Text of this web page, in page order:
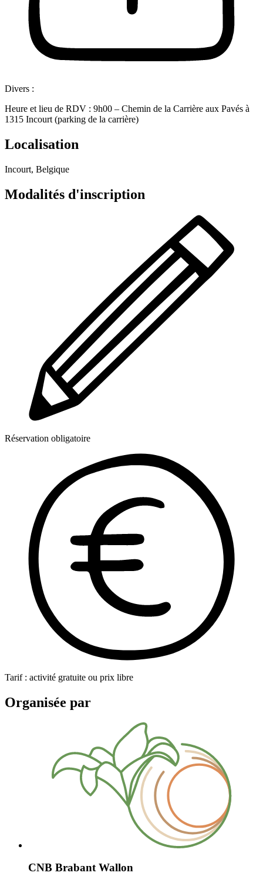
Divers :
Heure et lieu de RDV : 9h00 – Chemin de la Carrière aux Pavés à
1315 Incourt (parking de la carrière)
Localisation
Incourt, Belgique
Modalités d'inscription
Réservation obligatoire
Tarif : activité gratuite ou prix libre
Organisée par
CNB Brabant Wallon